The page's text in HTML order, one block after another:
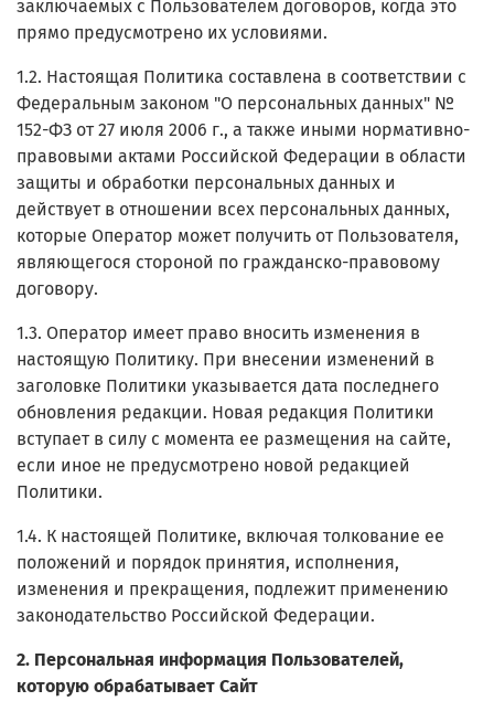
заключаемых с Пользователем договоров, когда это
прямо предусмотрено их условиями.
1.2. Настоящая Политика составлена в соответствии с
Федеральным законом "О персональных данных" №
152-ФЗ от 27 июля 2006 г., а также иными нормативно-
правовыми актами Российской Федерации в области
защиты и обработки персональных данных и
действует в отношении всех персональных данных,
которые Оператор может получить от Пользователя,
являющегося стороной по гражданско-правовому
договору.
1.3. Оператор имеет право вносить изменения в
настоящую Политику. При внесении изменений в
заголовке Политики указывается дата последнего
обновления редакции. Новая редакция Политики
вступает в силу с момента ее размещения на сайте,
если иное не предусмотрено новой редакцией
Политики.
1.4. К настоящей Политике, включая толкование ее
положений и порядок принятия, исполнения,
изменения и прекращения, подлежит применению
законодательство Российской Федерации.
2. Персональная информация Пользователей,
которую обрабатывает Сайт